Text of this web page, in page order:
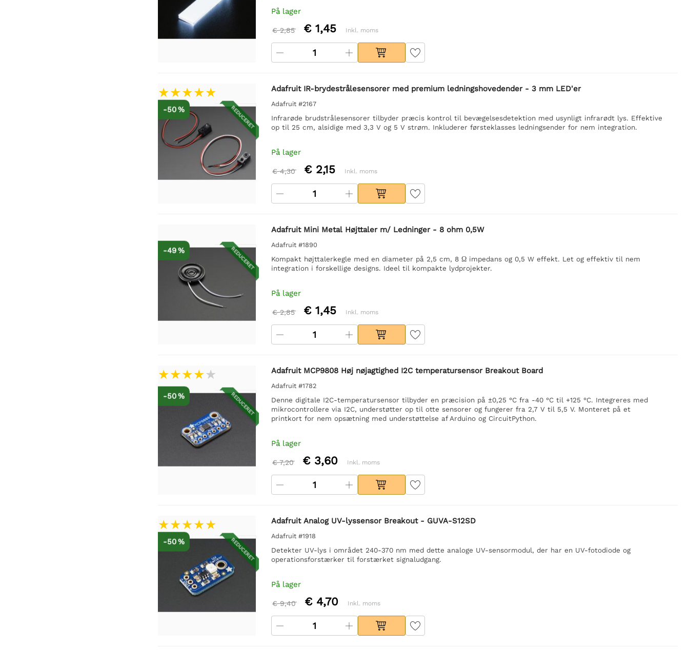
På lager
€ 2,85 € 1,45 Inkl. moms
REDUCERET
-50 %
Adafruit IR-brydestrålesensorer med premium ledningshovedender - 3 mm LED'er
Adafruit #2167
Infrarøde brudstrålesensorer tilbyder præcis kontrol til bevægelsesdetektion med usynligt infrarødt lys. Effektive
op til 25 cm, alsidige med 3,3 V og 5 V strøm. Inkluderer førsteklasses ledningsender for nem integration.
På lager
€ 4,30 € 2,15 Inkl. moms
REDUCERET
-49 %
Adafruit Mini Metal Højttaler m/ Ledninger - 8 ohm 0,5W
Adafruit #1890
Kompakt højttalerkegle med en diameter på 2,5 cm, 8 Ω impedans og 0,5 W effekt. Let og effektiv til nem
integration i forskellige designs. Ideel til kompakte lydprojekter.
På lager
€ 2,85 € 1,45 Inkl. moms
REDUCERET
-50 %
Adafruit MCP9808 Høj nøjagtighed I2C temperatursensor Breakout Board
Adafruit #1782
Denne digitale I2C-temperatursensor tilbyder en præcision på ±0,25 °C fra -40 °C til +125 °C. Integreres med
mikrocontrollere via I2C, understøtter op til otte sensorer og fungerer fra 2,7 V til 5,5 V. Monteret på et
printkort for nem opsætning med understøttelse af Arduino og CircuitPython.
På lager
€ 7,20 € 3,60 Inkl. moms
REDUCERET
-50 %
Adafruit Analog UV-lyssensor Breakout - GUVA-S12SD
Adafruit #1918
Detekter UV-lys i området 240-370 nm med dette analoge UV-sensormodul, der har en UV-fotodiode og
operationsforstærker til forstærket signaludgang.
På lager
€ 9,40 € 4,70 Inkl. moms